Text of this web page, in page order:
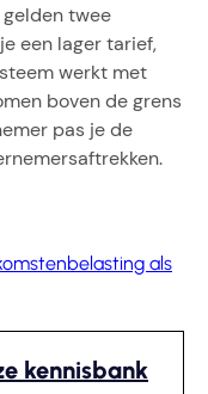
twee
een lager tarief,
werkt met
boven de grens
pas je de
als
kennisbank